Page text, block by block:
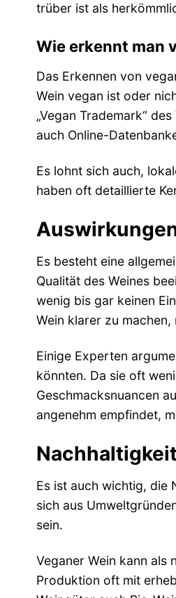
trüber ist als
Wie erkennt man
Das Erkennen von
Wein vegan ist oder
„Vegan Trademark“
auch Online-
Es lohnt sich auch,
haben oft detaillierte
Es besteht eine
Qualität des Weines
wenig bis gar keinen
Wein klarer zu
Einige Experten
könnten. Da sie oft
Geschmacksnuancen
angenehm empfindet,
Es ist auch wichtig, die
sich aus
sein.
Veganer Wein kann als
Produktion oft mit